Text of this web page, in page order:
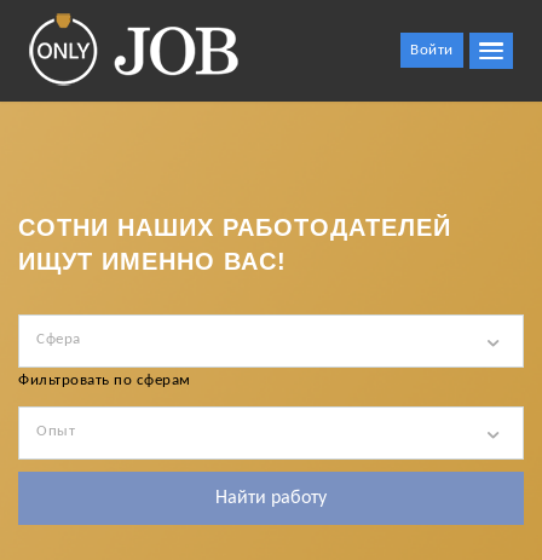
Войти
СОТНИ НАШИХ РАБОТОДАТЕЛЕЙ
ИЩУТ ИМЕННО ВАС!
Сфера
Фильтровать по сферам
Опыт